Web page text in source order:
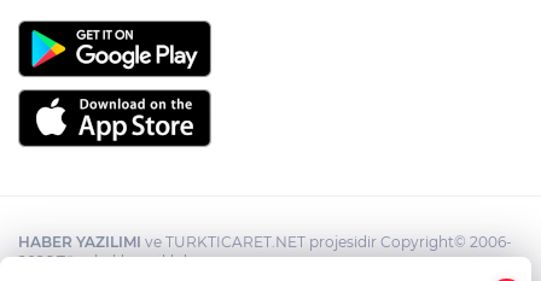
HABER YAZILIMI ve TURKTICARET.NET projesidir Copyright© 2006-
2026 Tüm hakları saklıdır.